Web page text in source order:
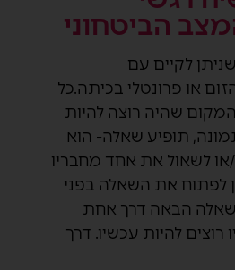
הביטחוני
לקיים עם
או פרונטלי בכיתה.כל
שהיה רוצה להיות
תופיע שאלה- הוא
או לשאול את אחד מחבריו
לפתוח את השאלה בפני
הבאה דרך אחת
רוצים להיות עכשיו. דרך